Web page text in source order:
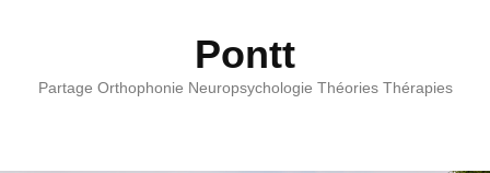
Pontt
Partage Orthophonie Neuropsychologie Théories Thérapies